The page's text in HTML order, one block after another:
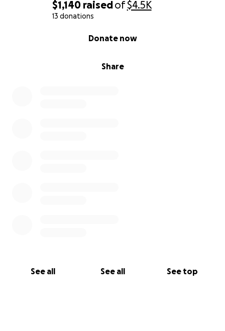
$1,140 raisedof$4.5K
13 donations
Share
Donate now
See all See all See top